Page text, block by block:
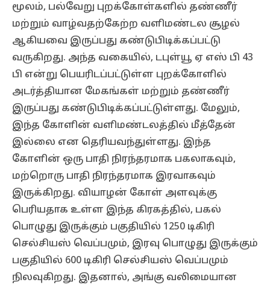
மூலம், பல்வேறு புறக்கோள்களில் தண்ணீர்
மற்றும் வாழ்வதற்கேற்ற வளிமண்டல சூழல்
ஆகியவை இருப்பது கண்டுபிடிக்கப்பட்டு
வருகிறது. அந்த வகையில், டபுள்யூ ஏ எஸ் பி 43
பி என்று பெயரிடப்பட்டுள்ள புறக்கோளில்
அடர்த்தியான மேகங்கள் மற்றும் தண்ணீர்
இருப்பது கண்டுபிடிக்கப்பட்டுள்ளது. மேலும்,
இந்த கோளின் வளிமண்டலத்தில் மீத்தேன்
இல்லை என தெரியவந்துள்ளது. இந்த
கோளின் ஒரு பாதி நிரந்தரமாக பகலாகவும்,
மற்றொரு பாதி நிரந்தரமாக இரவாகவும்
இருக்கிறது. வியாழன் கோள் அளவுக்கு
பெரியதாக உள்ள இந்த கிரகத்தில், பகல்
பொழுது இருக்கும் பகுதியில் 1250 டிகிரி
செல்சியஸ் வெப்பமும், இரவு பொழுது இருக்கும்
பகுதியில் 600 டிகிரி செல்சியஸ் வெப்பமும்
நிலவுகிறது. இதனால், அங்கு வலிமையான